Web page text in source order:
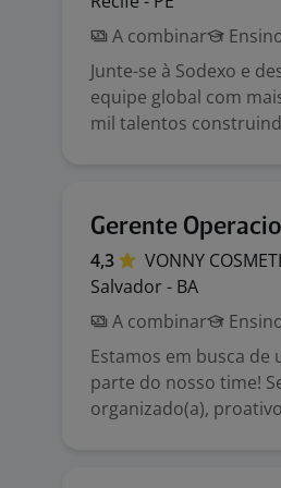
A combinar
Junte-se à Sodexo e
equipe global com
mil talentos
Gerente
4,3 VONNY
Salvador - BA
A combinar
Estamos em busca de
parte do nosso time!
organizado(a),